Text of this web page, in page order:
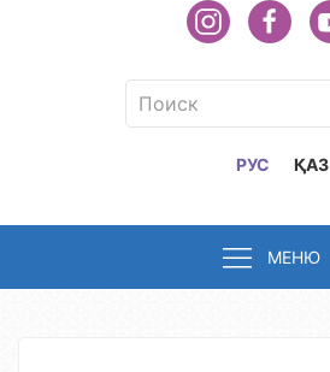
РУС ҚАЗ
МЕНЮ